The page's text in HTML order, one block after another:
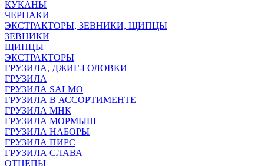
КУКАНЫ
ЧЕРПАКИ
ЭКСТРАКТОРЫ, ЗЕВНИКИ, ЩИПЦЫ
ЗЕВНИКИ
ЩИПЦЫ
ЭКСТРАКТОРЫ
ГРУЗИЛА, ДЖИГ-ГОЛОВКИ
ГРУЗИЛА
ГРУЗИЛА SALMO
ГРУЗИЛА В АССОРТИМЕНТЕ
ГРУЗИЛА МНК
ГРУЗИЛА МОРМЫШ
ГРУЗИЛА НАБОРЫ
ГРУЗИЛА ПИРС
ГРУЗИЛА СЛАВА
ОТЦЕПЫ